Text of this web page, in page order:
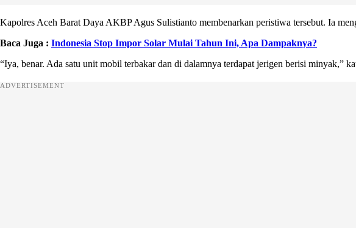
Kapolres Aceh Barat Daya AKBP Agus Sulistianto membenarkan peristiwa tersebut. Ia
Baca Juga : Indonesia Stop Impor Solar Mulai Tahun Ini, Apa Dampaknya?
“Iya, benar. Ada satu unit mobil terbakar dan di dalamnya terdapat jerigen berisi minyak,”
ADVERTISEMENT